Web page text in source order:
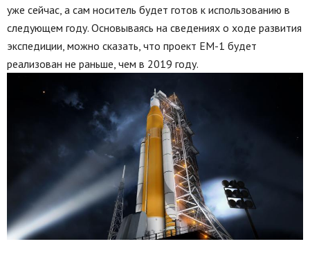
уже сейчас, а сам носитель будет готов к использованию в
следующем году. Основываясь на сведениях о ходе развития
экспедиции, можно сказать, что проект ЕМ-1 будет
реализован не раньше, чем в 2019 году.